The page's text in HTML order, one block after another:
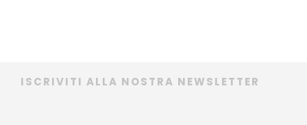
ISCRIVITI ALLA NOSTRA NEWSLETTER